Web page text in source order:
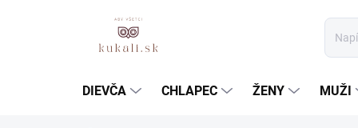
DIEVČA CHLAPEC ŽENY MUŽI